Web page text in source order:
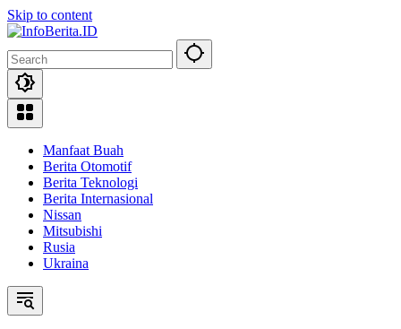
Skip to content
Manfaat Buah
Berita Otomotif
Berita Teknologi
Berita Internasional
Nissan
Mitsubishi
Rusia
Ukraina